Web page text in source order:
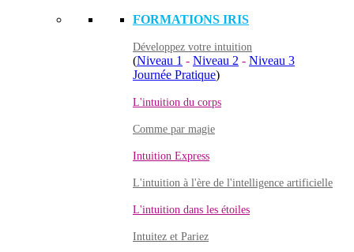
FORMATIONS IRIS
Développez votre intuition
(Niveau 1 - Niveau 2 - Niveau 3
Journée Pratique)
L'intuition du corps
Comme par magie
Intuition Express
L'intuition à l'ère de l'intelligence artificielle
L'intuition dans les étoiles
Intuitez et Pariez